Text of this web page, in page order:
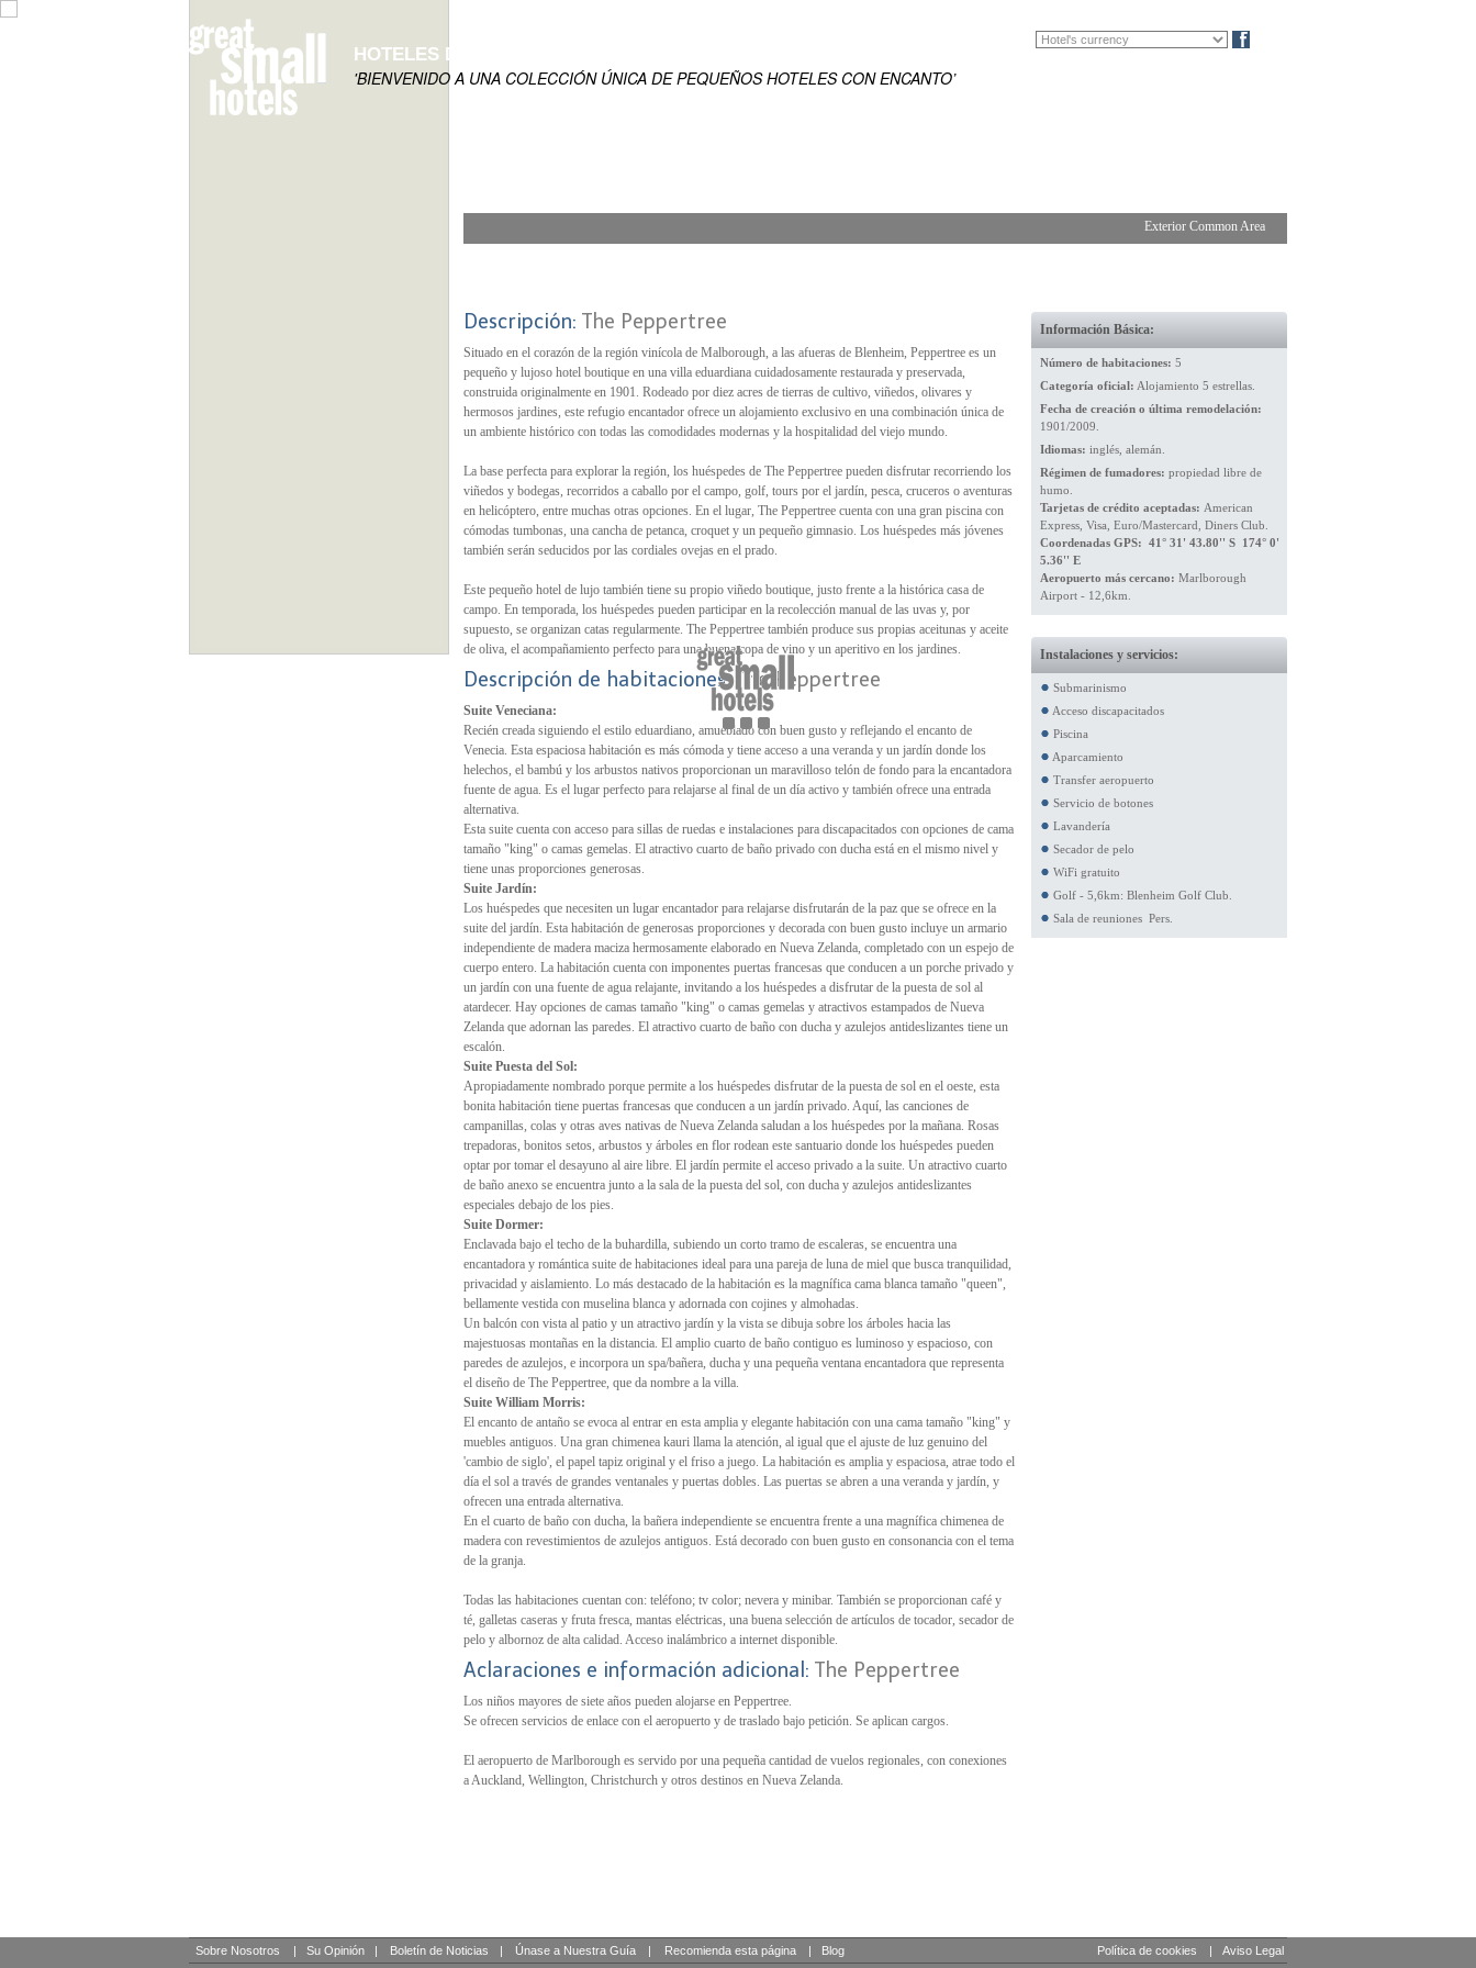
HOTELES DE ENSUEÑO DEL MUNDO
'BIENVENIDO A UNA COLECCIÓN ÚNICA DE PEQUEÑOS HOTELES CON ENCANTO’
Exterior Common Area
Descripción: The Peppertree
Situado en el corazón de la región vinícola de Malborough, a las afueras de Blenheim, Peppertree es un
pequeño y lujoso hotel boutique en una villa eduardiana cuidadosamente restaurada y preservada,
construida originalmente en 1901. Rodeado por diez acres de tierras de cultivo, viñedos, olivares y
hermosos jardines, este refugio encantador ofrece un alojamiento exclusivo en una combinación única de
un ambiente histórico con todas las comodidades modernas y la hospitalidad del viejo mundo.
La base perfecta para explorar la región, los huéspedes de The Peppertree pueden disfrutar recorriendo los
viñedos y bodegas, recorridos a caballo por el campo, golf, tours por el jardín, pesca, cruceros o aventuras
en helicóptero, entre muchas otras opciones. En el lugar, The Peppertree cuenta con una gran piscina con
cómodas tumbonas, una cancha de petanca, croquet y un pequeño gimnasio. Los huéspedes más jóvenes
también serán seducidos por las cordiales ovejas en el prado.
Este pequeño hotel de lujo también tiene su propio viñedo boutique, justo frente a la histórica casa de
campo. En temporada, los huéspedes pueden participar en la recolección manual de las uvas y, por
supuesto, se organizan catas regularmente. The Peppertree también produce sus propias aceitunas y aceite
de oliva, el acompañamiento perfecto para una buena copa de vino y un aperitivo en los jardines.
Descripción de habitaciones: The Peppertree
Suite Veneciana:
Recién creada siguiendo el estilo eduardiano, amueblado con buen gusto y reflejando el encanto de
Venecia. Esta espaciosa habitación es más cómoda y tiene acceso a una veranda y un jardín donde los
helechos, el bambú y los arbustos nativos proporcionan un maravilloso telón de fondo para la encantadora
fuente de agua. Es el lugar perfecto para relajarse al final de un día activo y también ofrece una entrada
alternativa.
Esta suite cuenta con acceso para sillas de ruedas e instalaciones para discapacitados con opciones de cama
tamaño "king" o camas gemelas. El atractivo cuarto de baño privado con ducha está en el mismo nivel y
tiene unas proporciones generosas.
Suite Jardín:
Los huéspedes que necesiten un lugar encantador para relajarse disfrutarán de la paz que se ofrece en la
suite del jardín. Esta habitación de generosas proporciones y decorada con buen gusto incluye un armario
independiente de madera maciza hermosamente elaborado en Nueva Zelanda, completado con un espejo de
cuerpo entero. La habitación cuenta con imponentes puertas francesas que conducen a un porche privado y
un jardín con una fuente de agua relajante, invitando a los huéspedes a disfrutar de la puesta de sol al
atardecer. Hay opciones de camas tamaño "king" o camas gemelas y atractivos estampados de Nueva
Zelanda que adornan las paredes. El atractivo cuarto de baño con ducha y azulejos antideslizantes tiene un
escalón.
Suite Puesta del Sol:
Apropiadamente nombrado porque permite a los huéspedes disfrutar de la puesta de sol en el oeste, esta
bonita habitación tiene puertas francesas que conducen a un jardín privado. Aquí, las canciones de
campanillas, colas y otras aves nativas de Nueva Zelanda saludan a los huéspedes por la mañana. Rosas
trepadoras, bonitos setos, arbustos y árboles en flor rodean este santuario donde los huéspedes pueden
optar por tomar el desayuno al aire libre. El jardín permite el acceso privado a la suite. Un atractivo cuarto
de baño anexo se encuentra junto a la sala de la puesta del sol, con ducha y azulejos antideslizantes
especiales debajo de los pies.
Suite Dormer:
Enclavada bajo el techo de la buhardilla, subiendo un corto tramo de escaleras, se encuentra una
encantadora y romántica suite de habitaciones ideal para una pareja de luna de miel que busca tranquilidad,
privacidad y aislamiento. Lo más destacado de la habitación es la magnífica cama blanca tamaño "queen",
bellamente vestida con muselina blanca y adornada con cojines y almohadas.
Un balcón con vista al patio y un atractivo jardín y la vista se dibuja sobre los árboles hacia las
majestuosas montañas en la distancia. El amplio cuarto de baño contiguo es luminoso y espacioso, con
paredes de azulejos, e incorpora un spa/bañera, ducha y una pequeña ventana encantadora que representa
el diseño de The Peppertree, que da nombre a la villa.
Suite William Morris:
El encanto de antaño se evoca al entrar en esta amplia y elegante habitación con una cama tamaño "king" y
muebles antiguos. Una gran chimenea kauri llama la atención, al igual que el ajuste de luz genuino del
'cambio de siglo', el papel tapiz original y el friso a juego. La habitación es amplia y espaciosa, atrae todo el
día el sol a través de grandes ventanales y puertas dobles. Las puertas se abren a una veranda y jardín, y
ofrecen una entrada alternativa.
En el cuarto de baño con ducha, la bañera independiente se encuentra frente a una magnífica chimenea de
madera con revestimientos de azulejos antiguos. Está decorado con buen gusto en consonancia con el tema
de la granja.
Todas las habitaciones cuentan con: teléfono; tv color; nevera y minibar. También se proporcionan café y
té, galletas caseras y fruta fresca, mantas eléctricas, una buena selección de artículos de tocador, secador de
pelo y albornoz de alta calidad. Acceso inalámbrico a internet disponible.
Aclaraciones e información adicional: The Peppertree
Los niños mayores de siete años pueden alojarse en Peppertree.
Se ofrecen servicios de enlace con el aeropuerto y de traslado bajo petición. Se aplican cargos.
El aeropuerto de Marlborough es servido por una pequeña cantidad de vuelos regionales, con conexiones
a Auckland, Wellington, Christchurch y otros destinos en Nueva Zelanda.
Información Básica:
Número de habitaciones: 5
Categoría oficial: Alojamiento 5 estrellas.
Fecha de creación o última remodelación:
1901/2009.
Idiomas: inglés, alemán.
Régimen de fumadores: propiedad libre de
humo.
Tarjetas de crédito aceptadas: American
Express, Visa, Euro/Mastercard, Diners Club.
Coordenadas GPS: 41° 31' 43.80'' S 174° 0'
5.36'' E
Aeropuerto más cercano: Marlborough
Airport - 12,6km.
Instalaciones y servicios:
Submarinismo
Acceso discapacitados
Piscina
Aparcamiento
Transfer aeropuerto
Servicio de botones
Lavandería
Secador de pelo
WiFi gratuito
Golf - 5,6km: Blenheim Golf Club.
Sala de reuniones Pers.
Sobre Nosotros | Su Opinión | Boletín de Noticias | Únase a Nuestra Guía | Recomienda esta página | Blog Política de cookies | Aviso Legal